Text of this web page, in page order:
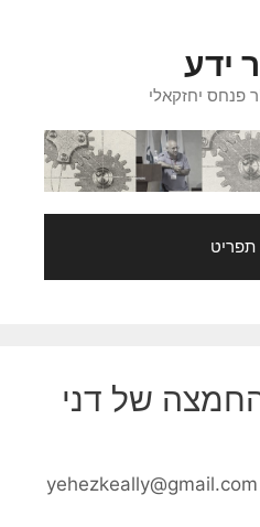
ידע
פנחס יחזקאלי
תפריט
של דני
yehezkeally@gmail.com